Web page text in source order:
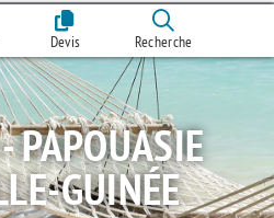
Devis Recherche
PAPOUASIE
GUINÉE